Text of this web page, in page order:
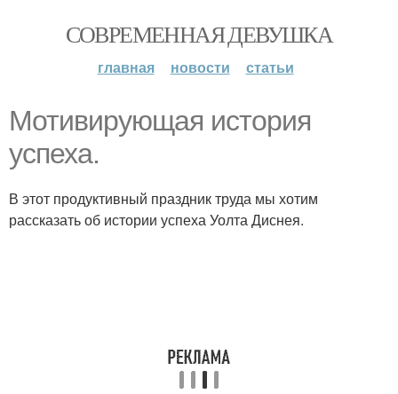
СОВРЕМЕННАЯ ДЕВУШКА
главная новости статьи
Мотивирующая история
успеха.
В этот продуктивный праздник труда мы хотим
рассказать об истории успеха Уолта Диснея.